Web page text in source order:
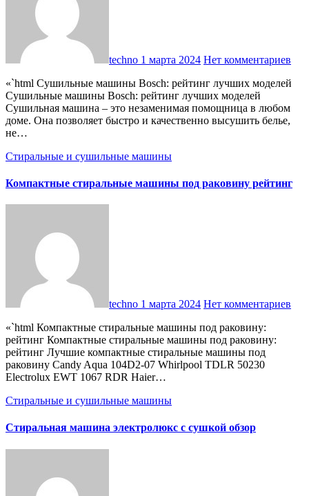
techno 1 марта 2024 Нет комментариев
«`html Сушильные машины Bosch: рейтинг лучших моделей
Сушильные машины Bosch: рейтинг лучших моделей
Сушильная машина – это незаменимая помощница в любом
доме. Она позволяет быстро и качественно высушить белье,
не…
Стиральные и сушильные машины
Компактные стиральные машины под раковину рейтинг
techno 1 марта 2024 Нет комментариев
«`html Компактные стиральные машины под раковину:
рейтинг Компактные стиральные машины под раковину:
рейтинг Лучшие компактные стиральные машины под
раковину Candy Aqua 104D2-07 Whirlpool TDLR 50230
Electrolux EWT 1067 RDR Haier…
Стиральные и сушильные машины
Стиральная машина электролюкс с сушкой обзор